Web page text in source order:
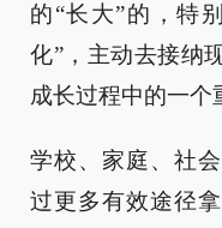
的“长大”的，特
化”，主动去接纳
成长过程中的一个
学校、家庭、社
过更多有效途径